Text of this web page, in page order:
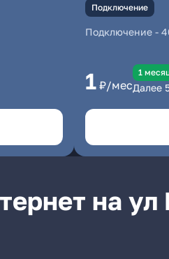
Подключение
Подключение -
1 ₽/мес
1
Далее
на